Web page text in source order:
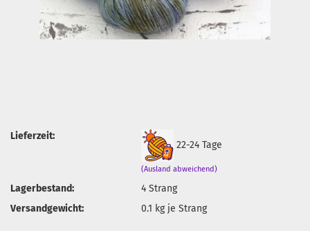
Lieferzeit:
22-24 Tage
(Ausland abweichend)
Lagerbestand: 4Strang
Versandgewicht:
0.1 kg je Strang